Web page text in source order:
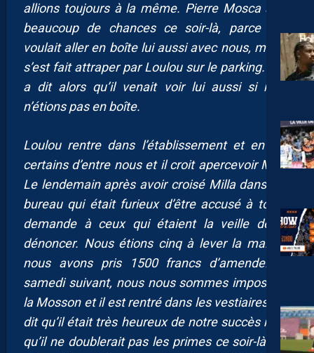
allions toujours à la même. Pierre Mosca a eu
beaucoup de chances ce soir-là, parce qu’il
voulait aller en boîte lui aussi avec nous, mais il
s’est fait attraper par Loulou sur le parking. Il lui
a dit alors qu’il venait voir lui aussi si nous
n’étions pas en boîte.
Loulou rentre dans l’établissement et en voit
certains d’entre nous et il croit apercevoir Milla.
Le lendemain après avoir croisé Milla dans son
bureau qui était furieux d’être accusé à tort, il
demande à ceux qui étaient la veille de se
dénoncer. Nous étions cinq à lever la main et
nous avons pris 1500 francs d’amende. Le
samedi suivant, nous nous sommes imposés à
la Mosson et il est rentré dans les vestiaires. Il a
dit qu’il était très heureux de notre succès mais
qu’il ne doublerait pas les primes ce soir-là. Il a